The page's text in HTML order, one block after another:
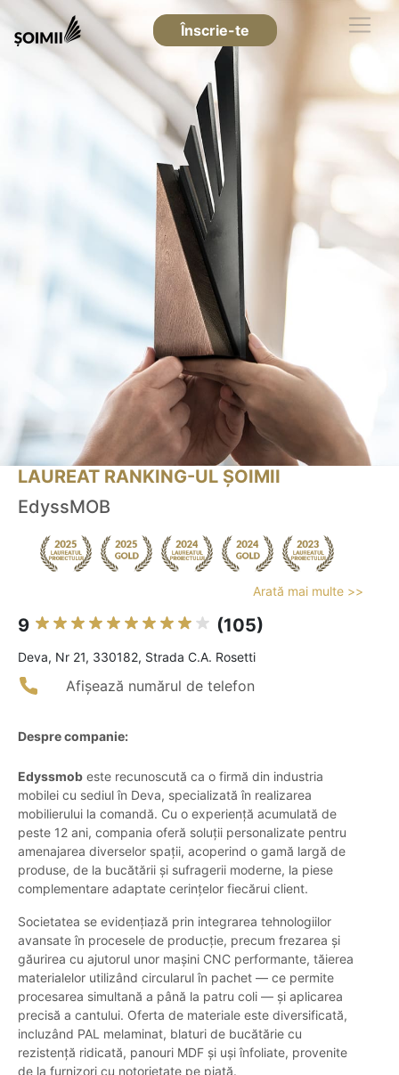
Înscrie-te
LAUREAT RANKING-UL ȘOIMII
EdyssMOB
Arată mai multe >>
9 (105)
Deva, Nr 21, 330182, Strada C.A. Rosetti
Afișează numărul de telefon
Despre companie:
Edyssmob este recunoscută ca o firmă din industria
mobilei cu sediul în Deva, specializată în realizarea
mobilierului la comandă. Cu o experiență acumulată de
peste 12 ani, compania oferă soluții personalizate pentru
amenajarea diverselor spații, acoperind o gamă largă de
produse, de la bucătării și sufragerii moderne, la piese
complementare adaptate cerințelor fiecărui client.
Societatea se evidențiază prin integrarea tehnologiilor
avansate în procesele de producție, precum frezarea și
găurirea cu ajutorul unor mașini CNC performante, tăierea
materialelor utilizând circularul în pachet — ce permite
procesarea simultană a până la patru coli — și aplicarea
precisă a cantului. Oferta de materiale este diversificată,
incluzând PAL melaminat, blaturi de bucătărie cu
rezistență ridicată, panouri MDF și uși înfoliate, provenite
de la furnizori cu notorietate pe piață.